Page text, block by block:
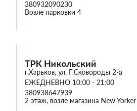
380932090230
Возле парковки 4
ТРК Никольский
г.Харьков, ул. Г.Сковороды 2-а
ЕЖЕДНЕВНО 10:00 - 21:00
380938647939
2 этаж, возле магазина New Yorker